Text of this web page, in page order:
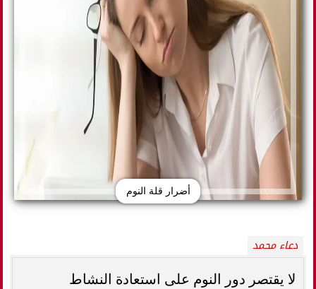
أضرار قلة النوم
دعاء محمد
لا يقتصر دور النوم على استعادة النشاط